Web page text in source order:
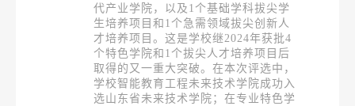
代产业学院，以及1个基础学科拔尖学
生培养项目和1个急需领域拔尖创新人
才培养项目。这是学校继2024年获批4
个特色学院和1个拔尖人才培养项目后
取得的又一重大突破。在本次评选中，
学校智能教育工程未来技术学院成功入
选山东省未来技术学院；在专业特色学